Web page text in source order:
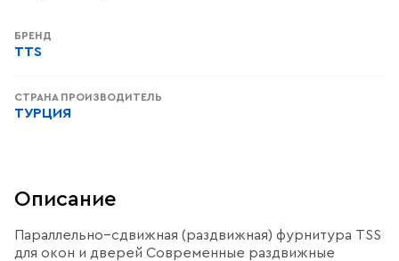
БРЕНД
TTS
СТРАНА ПРОИЗВОДИТЕЛЬ
ТУРЦИЯ
Описание
Параллельно–сдвижная (раздвижная) фурнитура TSS
для окон и дверей Современные раздвижные